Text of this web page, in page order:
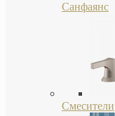
Санфаянс
Смесители